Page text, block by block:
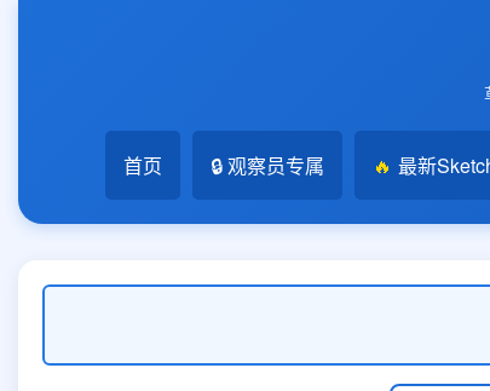
首页 🔒 观察员专属 🔥 最新